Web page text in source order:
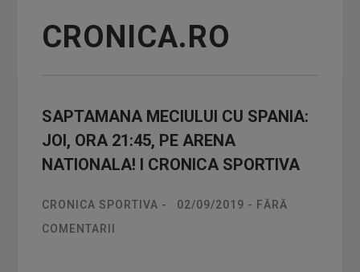
CRONICA.RO
SAPTAMANA MECIULUI CU SPANIA:
JOI, ORA 21:45, PE ARENA
NATIONALA! I CRONICA SPORTIVA
CRONICA SPORTIVA - 02/09/2019 - FĂRĂ
COMENTARII